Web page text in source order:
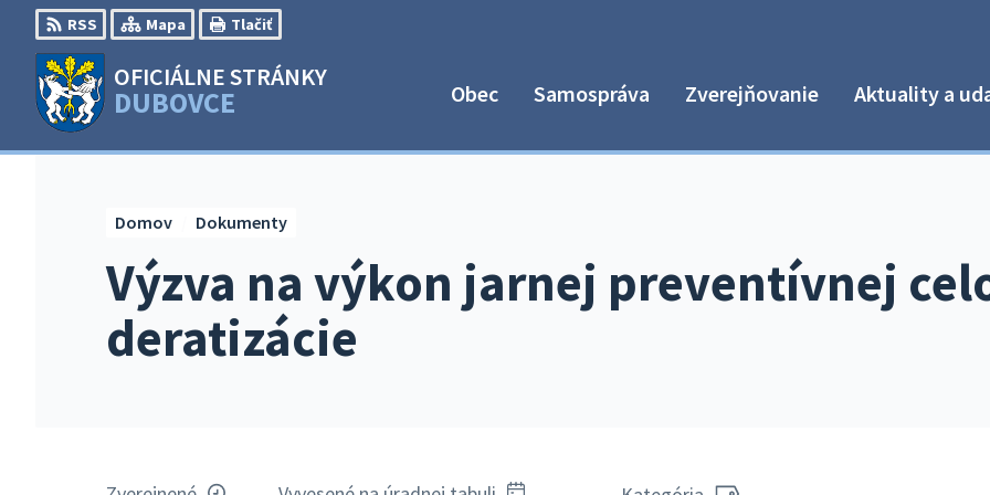
Preskočiť
na
obsah
RSS Mapa Tlačiť
OFICIÁLNE STRÁNKY
DUBOVCE Obec Samospráva Zverejňovanie Aktuality a
Výzva na výkon jarnej preventívnej
deratizácie
Domov Dokumenty